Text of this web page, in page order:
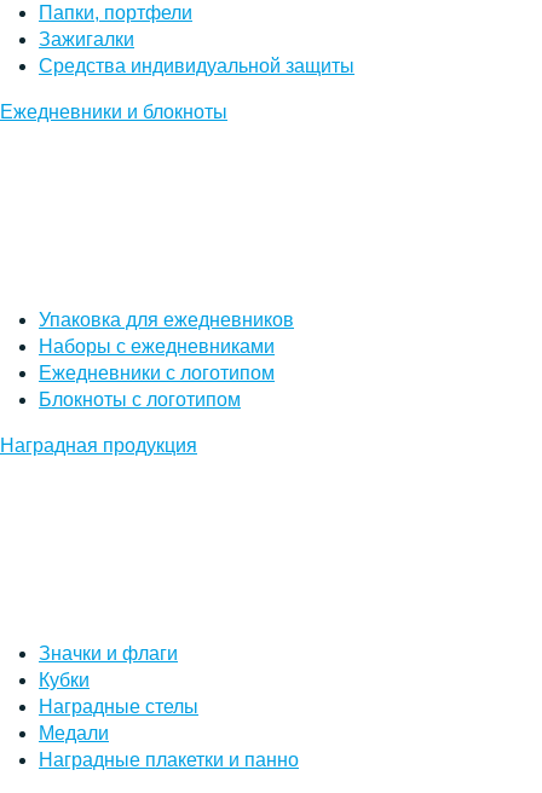
Папки, портфели
Зажигалки
Средства индивидуальной защиты
Ежедневники и блокноты
Упаковка для ежедневников
Наборы с ежедневниками
Ежедневники с логотипом
Блокноты с логотипом
Наградная продукция
Значки и флаги
Кубки
Наградные стелы
Медали
Наградные плакетки и панно